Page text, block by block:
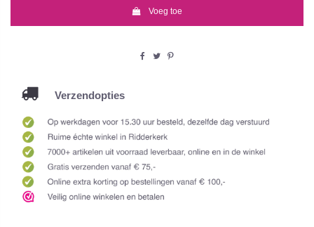
Voeg toe
Verzendopties